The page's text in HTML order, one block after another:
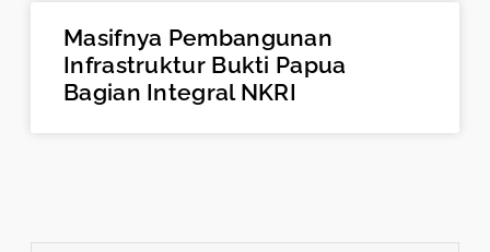
Masifnya Pembangunan
Infrastruktur Bukti Papua
Bagian Integral NKRI